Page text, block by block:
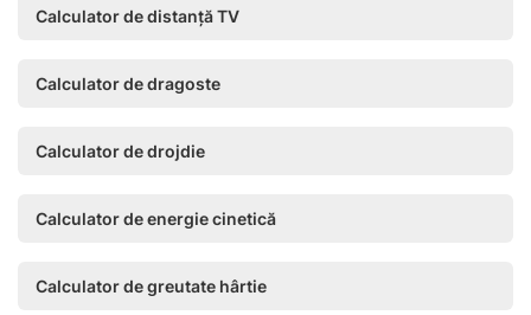
Calculator de distanță TV
Calculator de dragoste
Calculator de drojdie
Calculator de energie cinetică
Calculator de greutate hârtie